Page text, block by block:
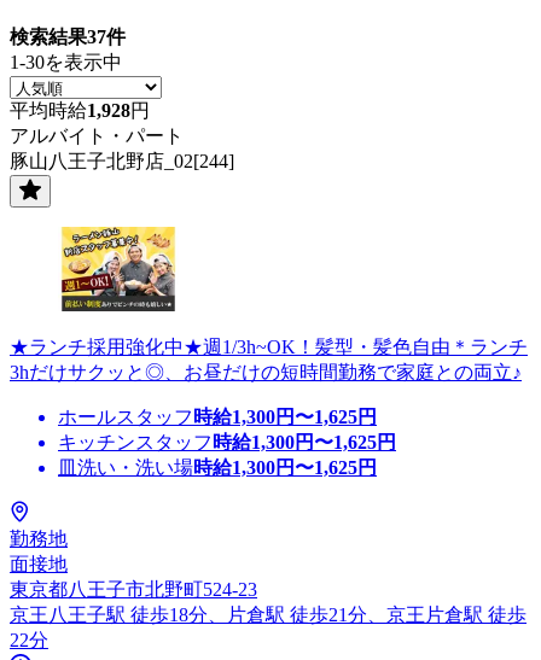
検索結果37件
1-30を表示中
平均時給1,928円
アルバイト・パート
豚山八王子北野店_02[244]
★ランチ採用強化中★週1/3h~OK！髪型・髪色自由＊ランチ
3hだけサクッと◎、お昼だけの短時間勤務で家庭との両立♪
ホールスタッフ 時給1,300円〜1,625円
キッチンスタッフ 時給1,300円〜1,625円
皿洗い・洗い場時給1,300円〜1,625円
勤務地
面接地
東京都八王子市北野町524-23
京王八王子駅 徒歩18分、片倉駅 徒歩21分、京王片倉駅 徒歩
22分